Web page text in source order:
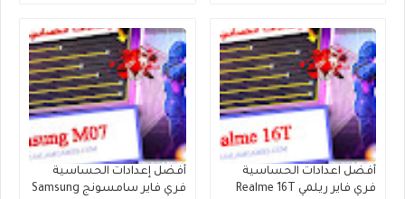
أفضل اعدادات الحساسية
فري فاير ريلمي Realme 16T
أفضل إعدادات الحساسية
فري فاير سامسونج Samsung